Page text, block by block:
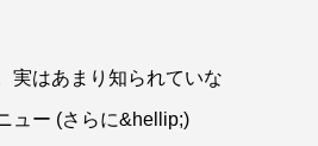
実はあまり知られていな
ュー (さらに&hellip;)